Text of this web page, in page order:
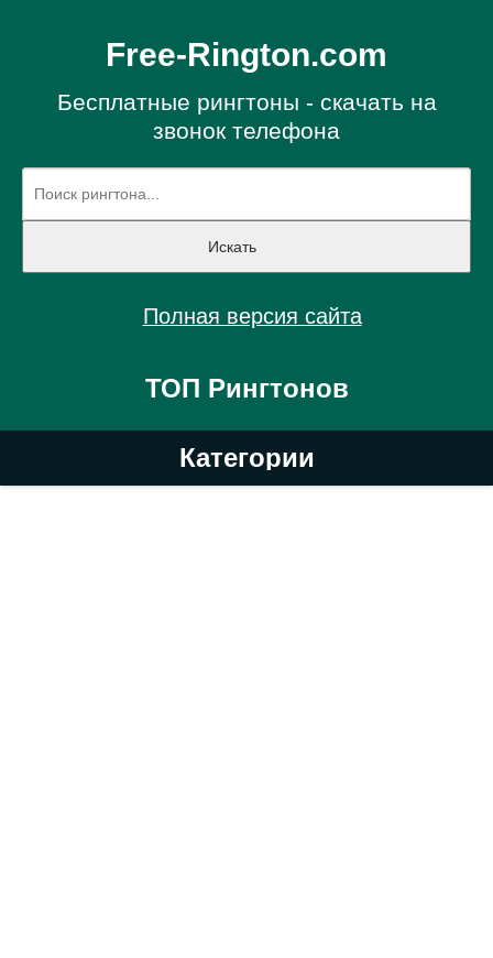
Free-Rington.com
Бесплатные рингтоны - скачать на
звонок телефона
Полная версия сайта
ТОП Рингтонов
Категории